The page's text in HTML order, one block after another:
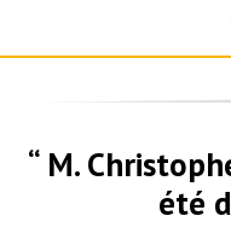
“ M.
été